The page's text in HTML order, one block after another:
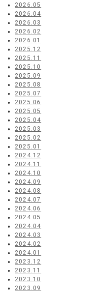
2026.05
2026.04
2026.03
2026.02
2026.01
2025.12
2025.11
2025.10
2025.09
2025.08
2025.07
2025.06
2025.05
2025.04
2025.03
2025.02
2025.01
2024.12
2024.11
2024.10
2024.09
2024.08
2024.07
2024.06
2024.05
2024.04
2024.03
2024.02
2024.01
2023.12
2023.11
2023.10
2023.09